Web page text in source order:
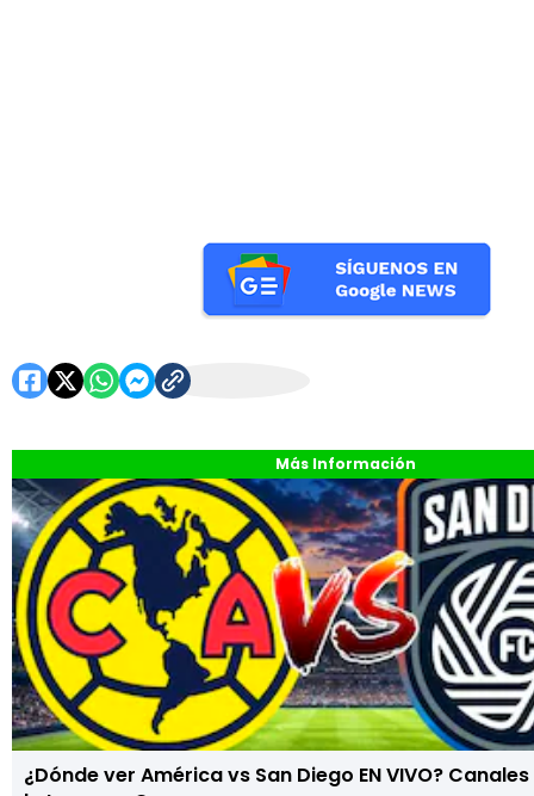
Más Información
¿Dónde ver América vs San Diego EN VIVO?